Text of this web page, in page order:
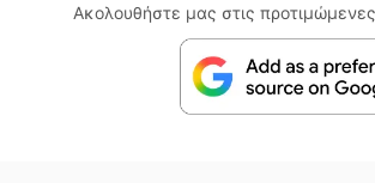
Ακολουθήστε μας στις